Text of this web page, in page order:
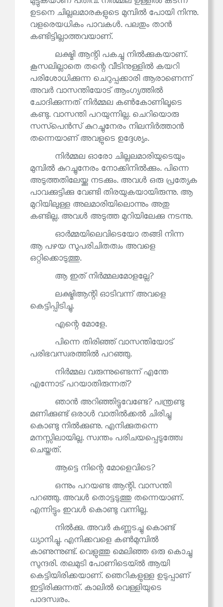
ഉടനെ ചില്ലലമാരകളുടെ മുമ്പിൽ പോയി നിന്നു.
വളരെയധികം പാവകൾ. പലതും താൻ
കണ്ടിട്ടില്ലാത്തവയാണ്.
ലക്ഷ്മി ആന്റി പകച്ചു നിൽക്കുകയാണ്.
കൂസലില്ലാതെ തന്റെ വീടിനുള്ളിൽ കയറി
പരിശോധിക്കുന്ന ചെറുപ്പക്കാരി ആരാണെന്ന്
അവർ വാസന്തിയോട് ആംഗ്യത്തിൽ
ചോദിക്കുന്നത് നിർമ്മല കൺകോണിലൂടെ
കണ്ടു. വാസന്തി പറയുന്നില്ല. ചെറിയൊരു
സസ്‌പെൻസ് കുറച്ചുനേരം നിലനിർത്താൻ
തന്നെയാണ് അവളുടെ ഉദ്ദേശ്യം.
നിർമ്മല ഓരോ ചില്ലലമാരിയുടെയും
മുമ്പിൽ കുറച്ചുനേരം നോക്കിനിൽക്കും. പിന്നെ
അടുത്തതിലേയ്ക്കു നടക്കും. അവൾ ഒരു പ്രത്യേക
പാവക്കുട്ടിക്കു വേണ്ടി തിരയുകയായിരുന്നു. ആ
മുറിയിലുള്ള അലമാരിയിലൊന്നും അതു
കണ്ടില്ല. അവൾ അടുത്ത മുറിയിലേക്കു നടന്നു.
ഓർമ്മയിലെവിടെയോ തങ്ങി നിന്ന
ആ പഴയ സുപരിചിതത്വം അവളെ
ഒറ്റിക്കൊടുത്തു.
ആ ഇത് നിർമ്മലമോളല്ലേ?
ലക്ഷ്മിആന്റി ഓടിവന്ന് അവളെ
കെട്ടിപ്പിടിച്ചു.
എന്റെ മോളേ.
പിന്നെ തിരിഞ്ഞ് വാസന്തിയോട്
പരിഭവസ്വരത്തിൽ പറഞ്ഞു.
നിർമ്മല വരുന്നുണ്ടെന്ന് എന്തേ
എന്നോട് പറയാതിരുന്നത്?
ഞാൻ അറിഞ്ഞിട്ടുവേണ്ടേ? പന്ത്രണ്ടു
മണിക്കുണ്ട് ഒരാൾ വാതിൽക്കൽ ചിരിച്ചു
കൊണ്ടു നിൽക്കുണു. എനിക്കുതന്നെ
മനസ്സിലായില്ല. സ്വന്തം പരിചയപ്പെടുത്ത്വേ
ചെയ്തത്.
ആട്ടെ നിന്റെ മോളെവിടെ?
ഒന്നും പറയണ്ട ആന്റി. വാസന്തി
പറഞ്ഞു. അവൾ തൊട്ടടുത്തു തന്നെയാണ്.
എന്നിട്ടും ഇവൾ കൊണ്ടു വന്നില്ല.
നിൽക്കു. അവർ കണ്ണടച്ചു കൊണ്ട്
ധ്യാനിച്ചു. എനിക്കവളെ കൺമുമ്പിൽ
കാണുന്നുണ്ട്. വെളുത്തു മെലിഞ്ഞ ഒരു കൊച്ചു
സുന്ദരി. തലമുടി പോണിടെയ്ൽ ആയി
കെട്ടിയിരിക്കയാണ്. ഞെറികളുള്ള ഉടുപ്പാണ്
ഇട്ടിരിക്കുന്നത്. കാലിൽ വെള്ളിയുടെ
പാദസ്വരം.